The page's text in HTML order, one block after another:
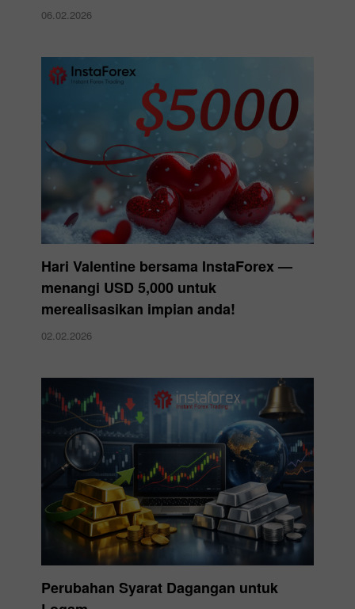
06.02.2026
Hari Valentine bersama InstaForex —
menangi USD 5,000 untuk
merealisasikan impian anda!
02.02.2026
Perubahan Syarat Dagangan untuk